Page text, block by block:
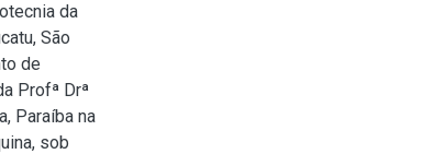
da
São
de
Profª Drª
Paraíba na
sob